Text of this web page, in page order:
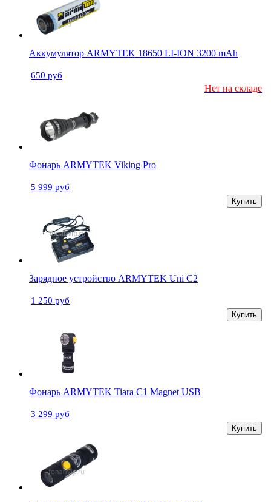
Аккумулятор ARMYTEK 18650 LI-ION 3200 mAh
650 руб
Нет на складе
Фонарь ARMYTEK Viking Pro
5 999 руб
Купить
Зарядное устройство ARMYTEK Uni C2
1 250 руб
Купить
Фонарь ARMYTEK Tiara C1 Magnet USB
3 299 руб
Купить